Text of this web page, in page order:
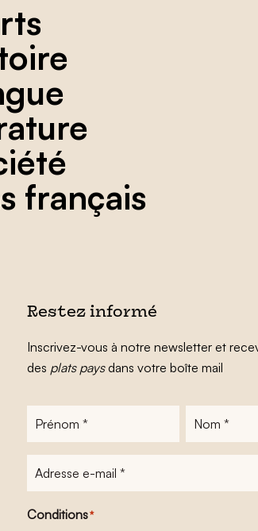
français
Restez informé
Inscrivez-vous à notre newsletter et
des plats paysdans votre boîte mail
mail
Conditions*